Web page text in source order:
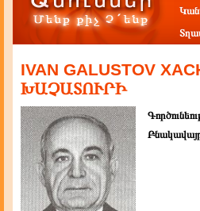
IVAN GALUSTOV
ԽԱՉԱՏՈՒՐԻ